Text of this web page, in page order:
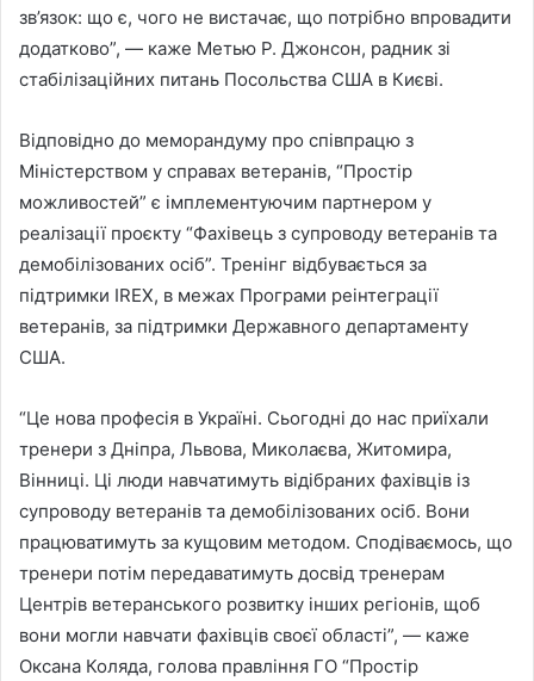
зв’язок: що є, чого не вистачає, що потрібно впровадити
додатково”, — каже Метью Р. Джонсон, радник зі
стабілізаційних питань Посольства США в Києві.
Відповідно до меморандуму про співпрацю з
Міністерством у справах ветеранів, “Простір
можливостей” є імплементуючим партнером у
реалізації проєкту “Фахівець з супроводу ветеранів та
демобілізованих осіб”. Тренінг відбувається за
підтримки IREX, в межах Програми реінтеграції
ветеранів, за підтримки Державного департаменту
США.
“Це нова професія в Україні. Сьогодні до нас приїхали
тренери з Дніпра, Львова, Миколаєва, Житомира,
Вінниці. Ці люди навчатимуть відібраних фахівців із
супроводу ветеранів та демобілізованих осіб. Вони
працюватимуть за кущовим методом. Сподіваємось, що
тренери потім передаватимуть досвід тренерам
Центрів ветеранського розвитку інших регіонів, щоб
вони могли навчати фахівців своєї області”, — каже
Оксана Коляда, голова правління ГО “Простір